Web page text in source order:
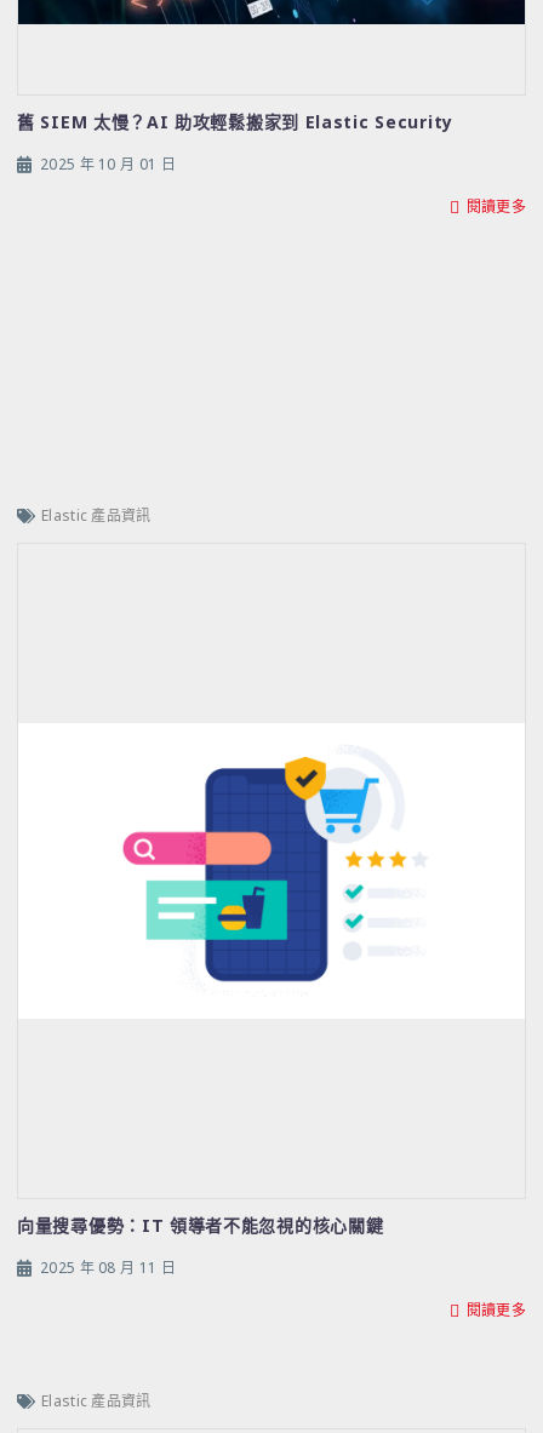
舊 SIEM 太慢？AI 助攻輕鬆搬家到 Elastic Security
2025 年 10 月 01 日
閱讀更多
Elastic 產品資訊
向量搜尋優勢：IT 領導者不能忽視的核心關鍵
2025 年 08 月 11 日
閱讀更多
Elastic 產品資訊